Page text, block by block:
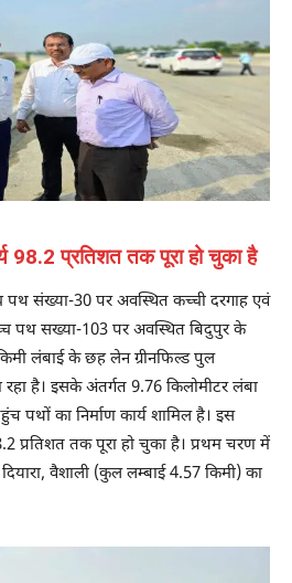
98.2 प्रतिशत तक पूरा हो चुका है
पथ संख्या-30 पर अवस्थित कच्ची दरगाह एवं
पथ सख्या-103 पर अवस्थित बिदुपुर के
लंबाई के छह लेन ग्रीनफिल्ड पुल
रहा है। इसके अंतर्गत 9.76 किलोमीटर लंबा
पथों का निर्माण कार्य शामिल है। इस
प्रतिशत तक पूरा हो चुका है। प्रथम चरण में
वैशाली (कुल लम्बाई 4.57 किमी) का